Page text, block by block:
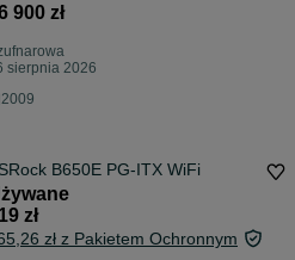
900 zł
sierpnia 2026
2009
B650E PG-ITX WiFi
zł
zł z Pakietem Ochronnym